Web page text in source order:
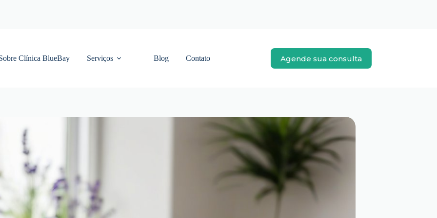
Clínica BlueBay Serviços Blog Contato Agende sua consulta